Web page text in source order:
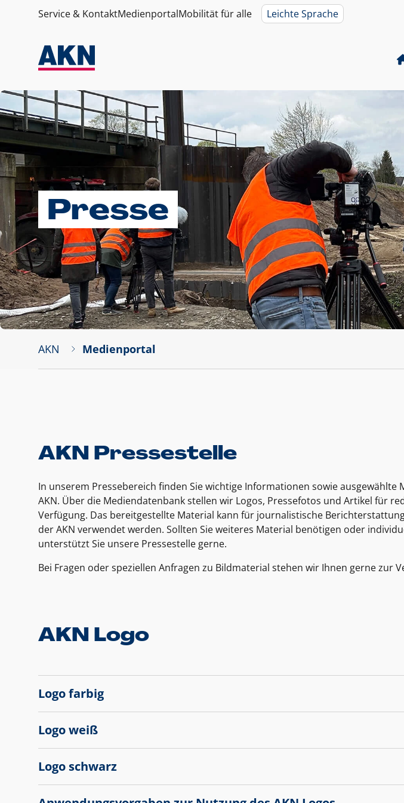
Service & KontaktMedienportalMobilität für alle Leichte Sprache
Presse
AKN Medienportal
AKN Pressestelle
In unserem Pressebereich finden Sie wichtige Informationen sowie ausgewählte
AKN. Über die Mediendatenbank stellen wir Logos, Pressefotos und Artikel für
Verfügung. Das bereitgestellte Material kann für journalistische
der AKN verwendet werden. Sollten Sie weiteres Material benötigen oder
unterstützt Sie unsere Pressestelle gerne.
Bei Fragen oder speziellen Anfragen zu Bildmaterial stehen wir Ihnen gerne zur
AKN Logo
Logo farbig
Logo weiß
Logo schwarz